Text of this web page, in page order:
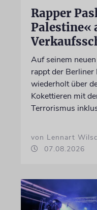
Rapper
Palestine«
Auf seinem
rappt der Berliner
wiederholt über
Kokettieren mit
Terrorismus
von Lennart
07.08.2026